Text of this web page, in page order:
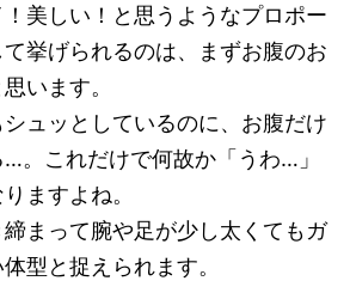
美しい！と思うようなプロポー
挙げられるのは、まずお腹のお
います。
ュッとしているのに、お腹だけ
。これだけで何故か「うわ…」
ますよね。
まって腕や足が少し太くてもガ
型と捉えられます。